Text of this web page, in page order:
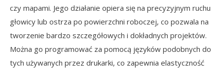
czy mapami. Jego działanie opiera się na precyzyjnym ruchu
głowicy lub ostrza po powierzchni roboczej, co pozwala na
tworzenie bardzo szczegółowych i dokładnych projektów.
Można go programować za pomocą języków podobnych do
tych używanych przez drukarki, co zapewnia elastyczność